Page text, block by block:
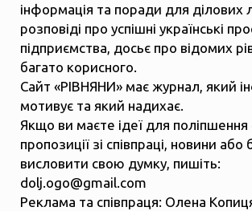
інформація та поради для ділових
розповіді про успішні українські
підприємства, досьє про відомих
багато корисного.
Сайт «РІВНЯНИ» має журнал, який
мотивує та який надихає.
Якщо ви маєте ідеї для поліпшення
пропозиції зі співпраці, новини або
висловити свою думку, пишіть:
dolj.ogo@gmail.com
Реклама та співпраця: Олена